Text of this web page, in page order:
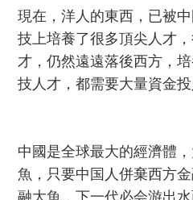
現在，洋人的東西，已被
技上培養了很多頂尖人才
才，仍然遠遠落後西方，
技人才，都需要大量資金投
中國是全球最大的經濟體
魚，只要中国人併棄西方
融大魚，下一代必会游出水